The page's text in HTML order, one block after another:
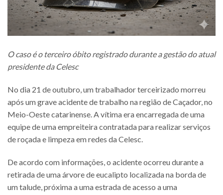
O caso é o terceiro óbito registrado durante a gestão do atual
presidente da Celesc
No dia 21 de outubro, um trabalhador terceirizado morreu
após um grave acidente de trabalho na região de Caçador, no
Meio-Oeste catarinense. A vítima era encarregada de uma
equipe de uma empreiteira contratada para realizar serviços
de roçada e limpeza em redes da Celesc.
De acordo com informações, o acidente ocorreu durante a
retirada de uma árvore de eucalipto localizada na borda de
um talude, próxima a uma estrada de acesso a uma